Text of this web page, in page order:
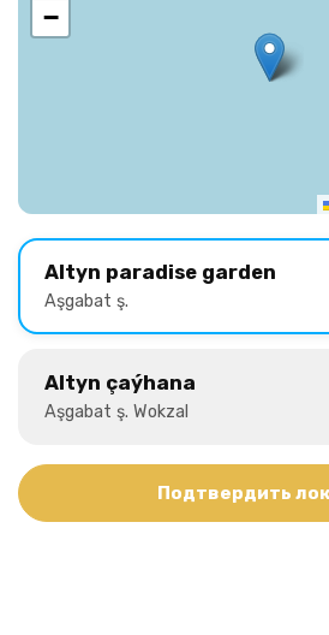
−
Altyn paradise garden
Aşgabat ş.
Altyn çaýhana
Aşgabat ş. Wokzal
Подтвердить